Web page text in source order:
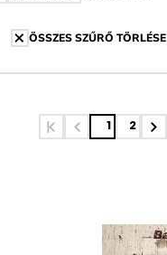
ÖSSZES SZŰRŐ TÖRLÉSE
1 2